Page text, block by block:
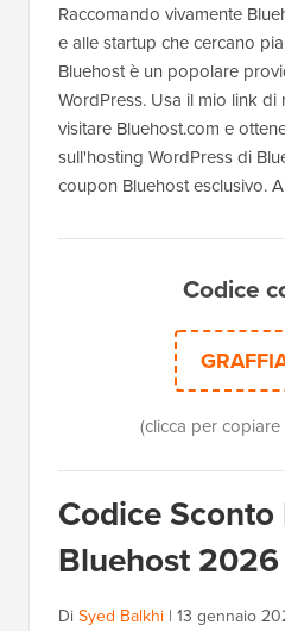
Raccomando vivamente
e alle startup che cercano
Bluehost è un popolare
WordPress. Usa il mio link
visitare Bluehost.com e
sull'hosting WordPress di
coupon Bluehost esclusivo.
Codice
(clicca per
Codice Sconto
Bluehost 2026
DiSyed Balkhi | 13 gennaio